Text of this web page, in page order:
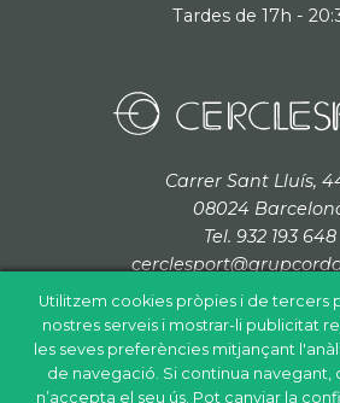
Utilitzem cookies pròpies i de tercers
nostres serveis i mostrar-li publicitat
les seves preferències mitjançant
de navegació. Si continua navegant,
n’accepta el seu ús. Pot canviar la
Tardes de 17h -
Carrer Sant Lluís,
08024
Tel. 932 193 648
Política de cookies Política de